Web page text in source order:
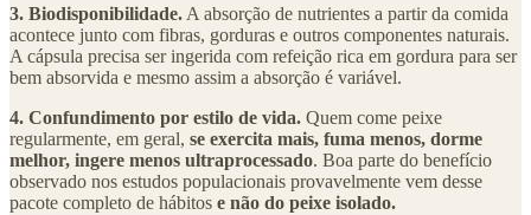
3. Biodisponibilidade. A absorção de nutrientes a partir da comida
acontece junto com fibras, gorduras e outros componentes naturais.
A cápsula precisa ser ingerida com refeição rica em gordura para ser
bem absorvida e mesmo assim a absorção é variável.
4. Confundimento por estilo de vida. Quem come peixe
regularmente, em geral, se exercita mais, fuma menos, dorme
melhor, ingere menos ultraprocessado. Boa parte do benefício
observado nos estudos populacionais provavelmente vem desse
pacote completo de hábitos e não do peixe isolado.